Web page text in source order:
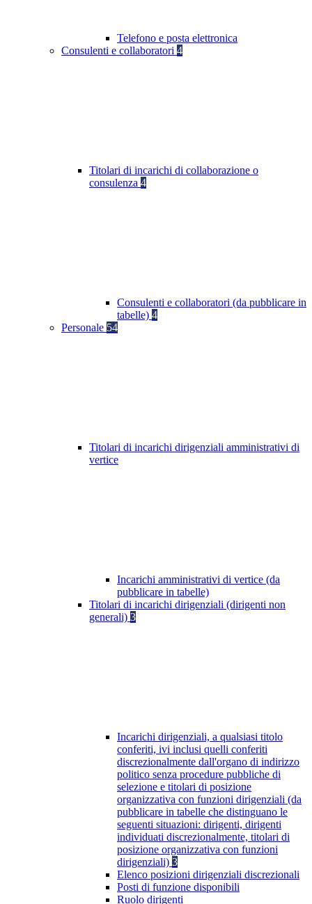
Telefono e posta elettronica
Consulenti e collaboratori 4
Titolari di incarichi di collaborazione o
consulenza 4
Consulenti e collaboratori (da pubblicare in
tabelle) 4
Personale 54
Titolari di incarichi dirigenziali amministrativi di
vertice
Incarichi amministrativi di vertice (da
pubblicare in tabelle)
Titolari di incarichi dirigenziali (dirigenti non
generali) 3
Incarichi dirigenziali, a qualsiasi titolo
conferiti, ivi inclusi quelli conferiti
discrezionalmente dall'organo di indirizzo
politico senza procedure pubbliche di
selezione e titolari di posizione
organizzativa con funzioni dirigenziali (da
pubblicare in tabelle che distinguano le
seguenti situazioni: dirigenti, dirigenti
individuati discrezionalmente, titolari di
posizione organizzativa con funzioni
dirigenziali) 3
Elenco posizioni dirigenziali discrezionali
Posti di funzione disponibili
Ruolo dirigenti